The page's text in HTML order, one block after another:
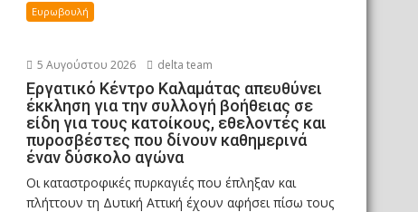
Ευρωβουλή
5 Αυγούστου 2026 delta team
Εργατικό Κέντρο Καλαμάτας απευθύνει
έκκληση για την συλλογή βοήθειας σε
είδη για τους κατοίκους, εθελοντές και
πυροσβέστες που δίνουν καθημερινά
έναν δύσκολο αγώνα
Οι καταστροφικές πυρκαγιές που έπληξαν και
πλήττουν τη Δυτική Αττική έχουν αφήσει πίσω τους